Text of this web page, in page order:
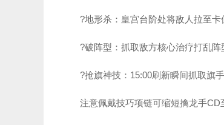
?地形杀：皇宫台阶处将敌人拉至卡
?破阵型：抓取敌方核心治疗打乱阵
?抢旗神技：15:00刷新瞬间抓取旗
注意佩戴技巧项链可缩短擒龙手CD